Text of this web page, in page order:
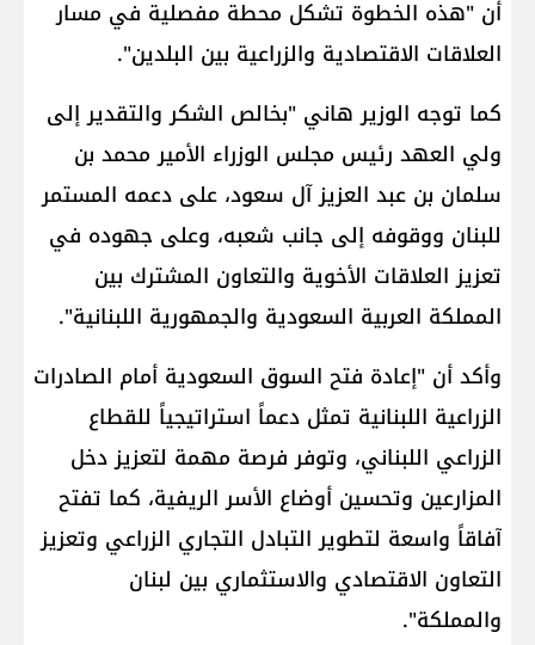
أن "هذه الخطوة تشكل محطة مفصلية في مسار
العلاقات الاقتصادية والزراعية بين البلدين".
كما توجه الوزير هاني "بخالص الشكر والتقدير إلى
ولي العهد رئيس مجلس الوزراء الأمير محمد بن
سلمان بن عبد العزيز آل سعود، على دعمه المستمر
للبنان ووقوفه إلى جانب شعبه، وعلى جهوده في
تعزيز العلاقات الأخوية والتعاون المشترك بين
المملكة العربية السعودية والجمهورية اللبنانية".
وأكد أن "إعادة فتح السوق السعودية أمام الصادرات
الزراعية اللبنانية تمثل دعماً استراتيجياً للقطاع
الزراعي اللبناني، وتوفر فرصة مهمة لتعزيز دخل
المزارعين وتحسين أوضاع الأسر الريفية، كما تفتح
آفاقاً واسعة لتطوير التبادل التجاري الزراعي وتعزيز
التعاون الاقتصادي والاستثماري بين لبنان
والمملكة".